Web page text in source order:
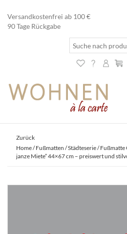
Versandkostenfrei ab 100 €
90 Tage Rückgabe
Zurück
Home/Fußmatten /Städteserie/ Fußmatte
janze Miete” 44×67 cm – preiswert und